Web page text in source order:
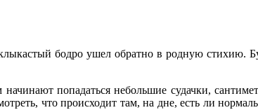
бодро ушел обратно в родную
попадаться небольшие судачки,
что происходит там, на дне, есть ли